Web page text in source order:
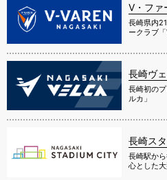
V・ファ
長崎県内
ークラブ
長崎ヴ
長崎初の
ルカ」
長崎ス
長崎駅か
心とした